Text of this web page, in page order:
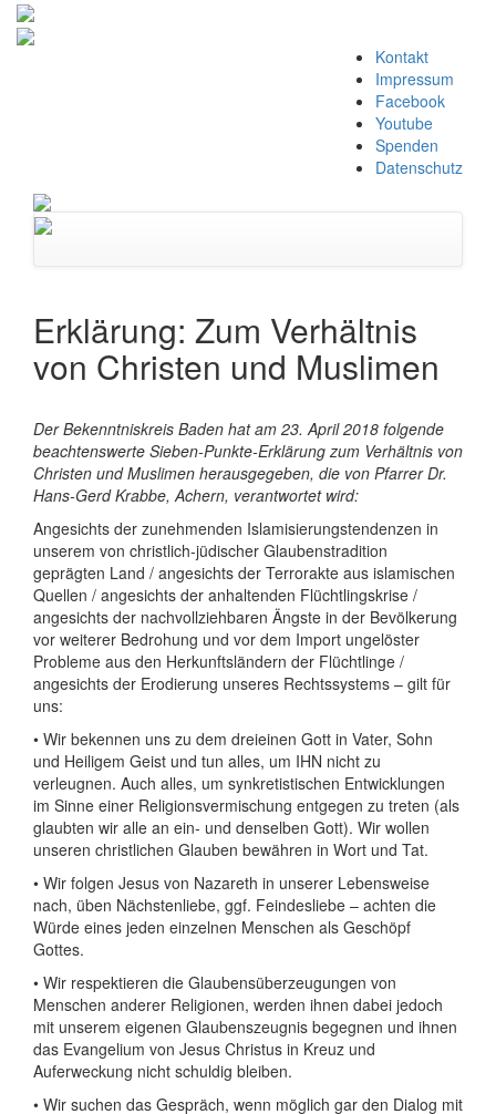
Kontakt
Impressum
Facebook
Youtube
Spenden
Datenschutz
Navigation
Erklärung: Zum Verhältnis
von Christen und Muslimen
Der Bekenntniskreis Baden hat am 23. April 2018 folgende
beachtenswerte Sieben-Punkte-Erklärung zum Verhältnis von
Christen und Muslimen herausgegeben, die von Pfarrer Dr.
Hans-Gerd Krabbe, Achern, verantwortet wird:
Angesichts der zunehmenden Islamisierungstendenzen in
unserem von christlich-jüdischer Glaubenstradition
geprägten Land / angesichts der Terrorakte aus islamischen
Quellen / angesichts der anhaltenden Flüchtlingskrise /
angesichts der nachvollziehbaren Ängste in der Bevölkerung
vor weiterer Bedrohung und vor dem Import ungelöster
Probleme aus den Herkunftsländern der Flüchtlinge /
angesichts der Erodierung unseres Rechtssystems – gilt für
uns:
• Wir bekennen uns zu dem dreieinen Gott in Vater, Sohn
und Heiligem Geist und tun alles, um IHN nicht zu
verleugnen. Auch alles, um synkretistischen Entwicklungen
im Sinne einer Religionsvermischung entgegen zu treten (als
glaubten wir alle an ein- und denselben Gott). Wir wollen
unseren christlichen Glauben bewähren in Wort und Tat.
• Wir folgen Jesus von Nazareth in unserer Lebensweise
nach, üben Nächstenliebe, ggf. Feindesliebe – achten die
Würde eines jeden einzelnen Menschen als Geschöpf
Gottes.
• Wir respektieren die Glaubensüberzeugungen von
Menschen anderer Religionen, werden ihnen dabei jedoch
mit unserem eigenen Glaubenszeugnis begegnen und ihnen
das Evangelium von Jesus Christus in Kreuz und
Auferweckung nicht schuldig bleiben.
• Wir suchen das Gespräch, wenn möglich gar den Dialog mit